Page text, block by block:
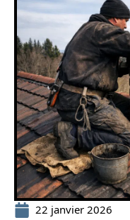
22 janvier 2026